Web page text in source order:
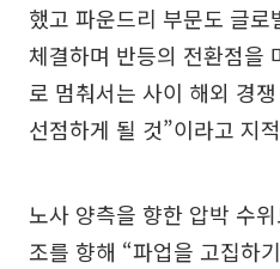
했고 파운드리 부문도 글
체결하며 반등의 전환점을
로 멈춰서는 사이 해외 경
선점하게 될 것”이라고 지
노사 양측을 향한 압박 수
조를 향해 “파업을 고집하